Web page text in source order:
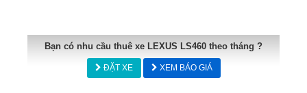
Bạn có nhu cầu thuê xe LEXUS LS460 theo tháng ?
ĐẶT XE XEM BÁO GIÁ